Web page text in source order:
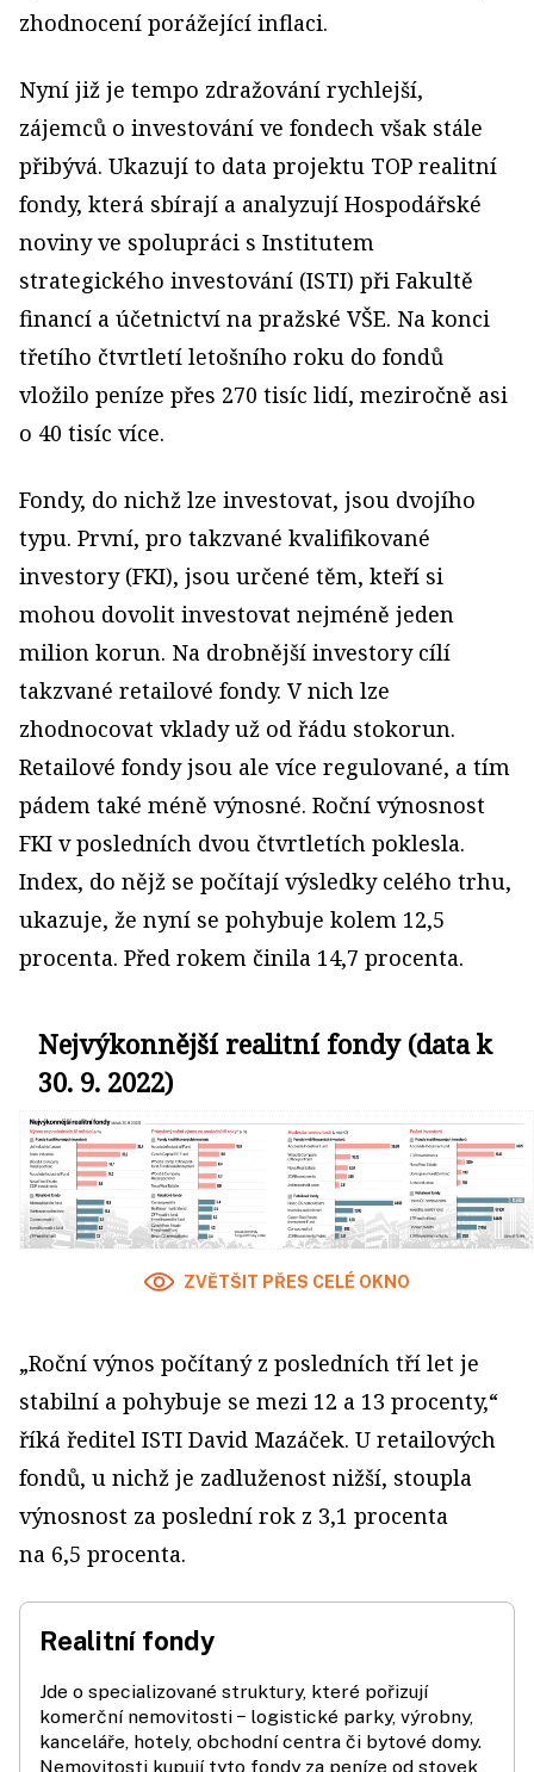
zhodnocení porážející inflaci.
Nyní již je tempo zdražování rychlejší,
zájemců o investování ve fondech však stále
přibývá. Ukazují to data projektu TOP realitní
fondy, která sbírají a analyzují Hospodářské
noviny ve spolupráci s Institutem
strategického investování (ISTI) při Fakultě
financí a účetnictví na pražské VŠE. Na konci
třetího čtvrtletí letošního roku do fondů
vložilo peníze přes 270 tisíc lidí, meziročně asi
o 40 tisíc více.
Fondy, do nichž lze investovat, jsou dvojího
typu. První, pro takzvané kvalifikované
investory (FKI), jsou určené těm, kteří si
mohou dovolit investovat nejméně jeden
milion korun. Na drobnější investory cílí
takzvané retailové fondy. V nich lze
zhodnocovat vklady už od řádu stokorun.
Retailové fondy jsou ale více regulované, a tím
pádem také méně výnosné. Roční výnosnost
FKI v posledních dvou čtvrtletích poklesla.
Index, do nějž se počítají výsledky celého trhu,
ukazuje, že nyní se pohybuje kolem 12,5
procenta. Před rokem činila 14,7 procenta.
Nejvýkonnější realitní fondy (data k
30. 9. 2022)
ZVĚTŠIT PŘES CELÉ OKNO
„Roční výnos počítaný z posledních tří let je
stabilní a pohybuje se mezi 12 a 13 procenty,“
říká ředitel ISTI David Mazáček. U retailových
fondů, u nichž je zadluženost nižší, stoupla
výnosnost za poslední rok z 3,1 procenta
na 6,5 procenta.
Realitní fondy
Jde o specializované struktury, které pořizují
komerční nemovitosti − logistické parky, výrobny,
kanceláře, hotely, obchodní centra či bytové domy.
Nemovitosti kupují tyto fondy za peníze od stovek